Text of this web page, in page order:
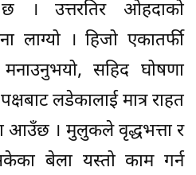
। उत्तरतिर ओहदाको
लाग्यो । हिजो एकातर्फी
सहिद घोषणा
लडेकालाई मात्र राहत
आउँछ । मुलुकले वृद्धभत्ता र
बेला यस्तो काम गर्न